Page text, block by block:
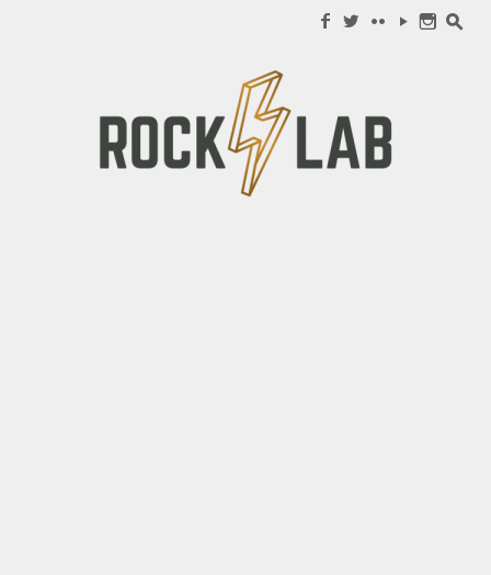
f w c y n s